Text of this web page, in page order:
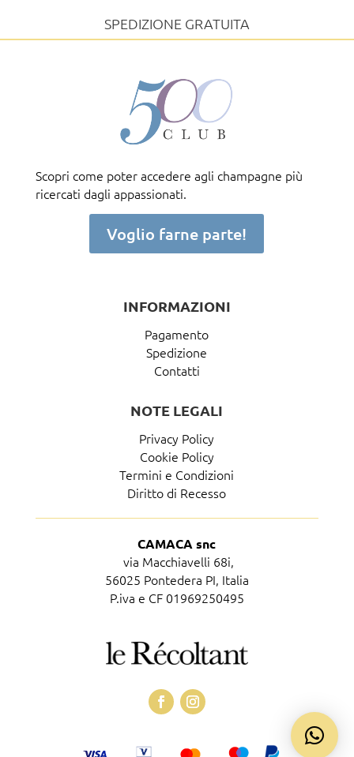
SPEDIZIONE GRATUITA
Scopri come poter accedere agli champagne più
ricercati dagli appassionati.
Voglio farne parte!
INFORMAZIONI
Pagamento
Spedizione
Contatti
NOTE LEGALI
Privacy Policy
Cookie Policy
Termini e Condizioni
Diritto di Recesso
CAMACA snc
via Macchiavelli 68i,
56025 Pontedera PI, Italia
P.iva e CF 01969250495